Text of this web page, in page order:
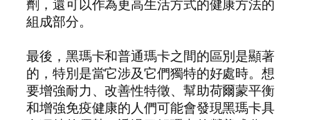
劑，還可以作為更高生活方式的健康方法的
組成部分。
最後，黑瑪卡和普通瑪卡之間的區別是顯著
的，特別是當它涉及它們獨特的好處時。想
要增強耐力、改善性特徵、幫助荷爾蒙平衡
和增強免疫健康的人們可能會發現黑瑪卡具